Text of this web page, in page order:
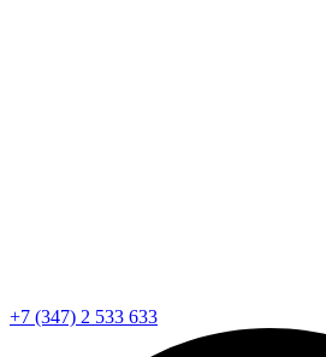
+7 (347) 2 533 633